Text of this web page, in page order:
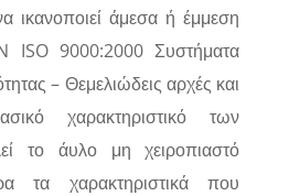
ικανοποιεί άμεσα ή έμμεση
ISO 9000:2000 Συστήματα
– Θεμελιώδεις αρχές και
χαρακτηριστικό των
το άυλο μη χειροπιαστό
τα χαρακτηριστικά που